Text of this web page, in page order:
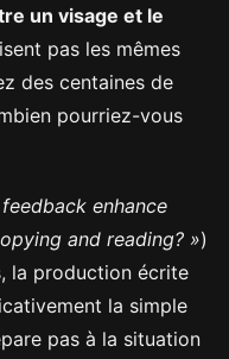
un visage et le
pas les mêmes
des centaines de
pourriez-vous
enhance
and reading? »)
la production écrite
la simple
pas à la situation